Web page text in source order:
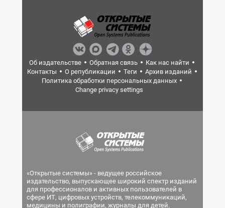
Об издательстве Обратная связь
Как нас найти
Контакты
О републикации Теги
Архив изданий
Политика обработки персональных данных
Change privacy settings
«Открытые системы» - ведущее российское
издательство, выпускающее широкий спектр изданий
для профессионалов и активных пользователей в
сфере ИТ, цифровых устройств, телекоммуникаций,
медицины и полиграфии, журналы для детей.